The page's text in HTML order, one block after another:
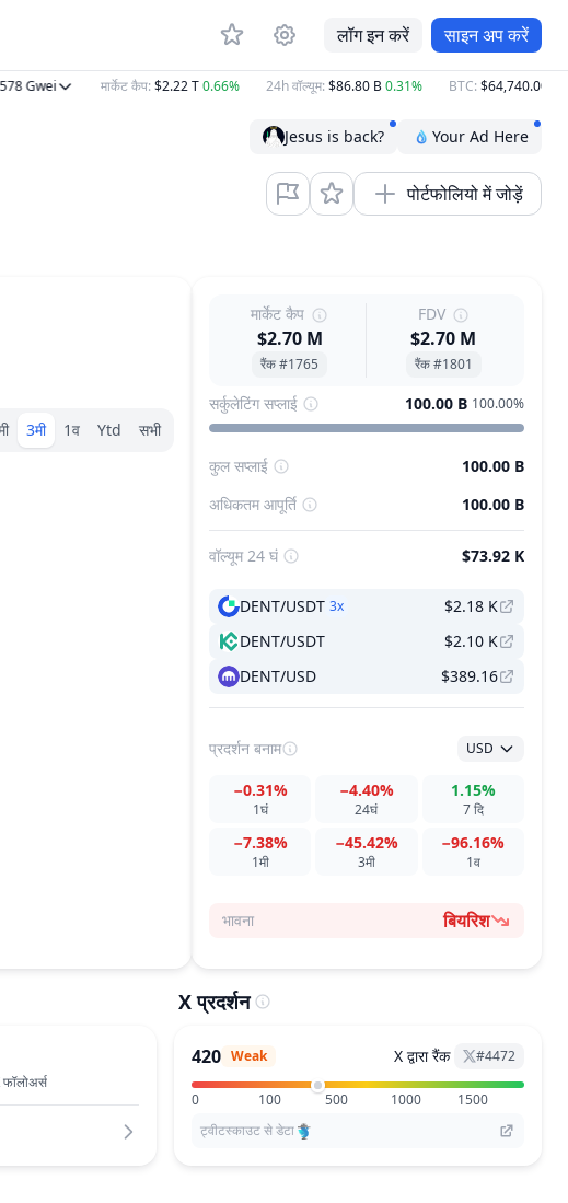
लॉग इन करें साइन अप करें
Gwei मार्केट कैप:$2.22 T0.66% 24h वॉल्यूम:$86.80 B0.31% BTC:$64,740.00
Jesus is back? Your Ad Here
पोर्टफोलियो में जोड़ें
3मी 1व Ytd सभी
मार्केट कैप
$2.70 M
रैंक #1765
FDV
$2.70 M
रैंक #1801
सर्कुलेटिंग सप्लाई 100.00 B 100.00%
कुल सप्लाई
100.00 B
अधिकतम आपूर्ति
100.00 B
वॉल्यूम 24 घं $73.92 K
DENT/USDT 3x
$2.18 K
DENT/USDT
$2.10 K
DENT/USD
$389.16
प्रदर्शन बनाम USD
1घं
−0.31%
24घं
−4.40%
7 दि
1.15%
1मी
−7.38%
3मी
−45.42%
1व
−96.16%
भावना बियरिश
फॉलोअर्स
X प्रदर्शन
420 Weak X द्वारा रैंक #4472
0 100 500 1000
1500
ट्वीटस्काउट से डेटा